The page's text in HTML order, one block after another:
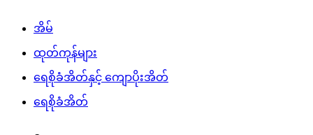
အိမ်
ထုတ်ကုန်များ
ရေစိုခံအိတ်နှင့် ကျောပိုးအိတ်
ရေစိုခံအိတ်